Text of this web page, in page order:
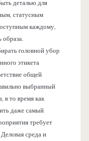
деталью для
статусным
каждому,
образа.
головной убор
этикета
общей
выбранный
в то время как
даже самый
требует
среда и